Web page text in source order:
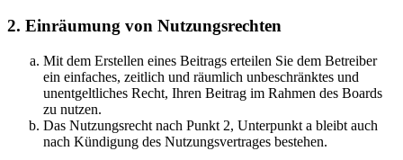
2. Einräumung von Nutzungsrechten
Mit dem Erstellen eines Beitrags erteilen Sie dem Betreiber
ein einfaches, zeitlich und räumlich unbeschränktes und
unentgeltliches Recht, Ihren Beitrag im Rahmen des Boards
zu nutzen.
Das Nutzungsrecht nach Punkt 2, Unterpunkt a bleibt auch
nach Kündigung des Nutzungsvertrages bestehen.